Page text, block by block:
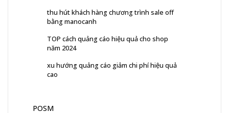
thu hút khách hàng chương trình sale off
bằng manocanh
TOP cách quảng cáo hiệu quả cho shop
năm 2024
xu hướng quảng cáo giảm chi phí hiệu quả
cao
POSM